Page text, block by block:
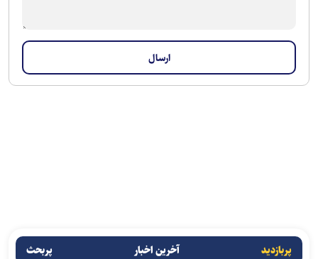
پربازدید آخرین اخبار پربحث